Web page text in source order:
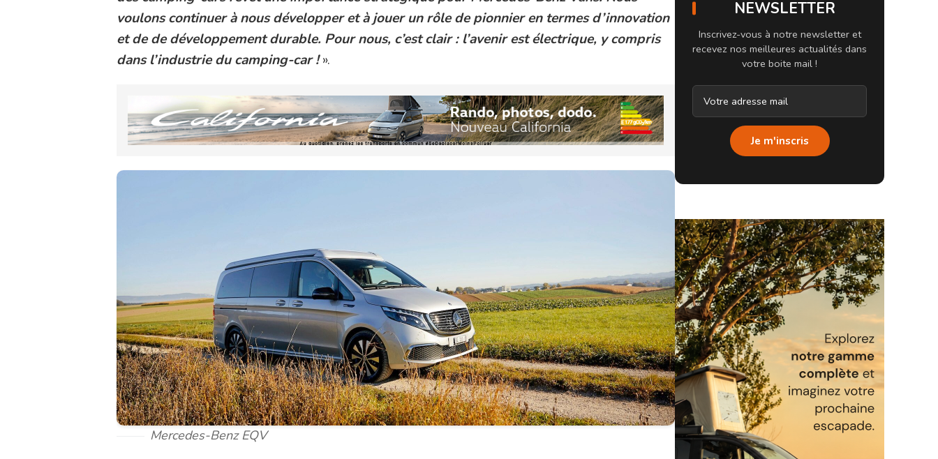
voulons continuer à nous développer et à jouer un rôle de pionnier en termes d’innovation
et de de développement durable. Pour nous, c’est clair : l’avenir est électrique, y compris
dans l’industrie du camping-car !».
Mercedes-Benz EQV
NEWSLETTER
Inscrivez-vous à notre newsletter et
recevez nos meilleures actualités dans
votre boite mail !
Je m'inscris